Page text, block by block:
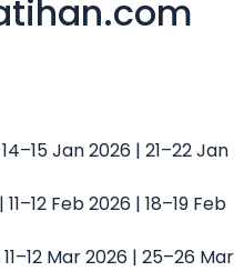
Jan 2026 | 21–22 Jan
Feb 2026 | 18–19 Feb
Mar 2026 | 25–26 Mar